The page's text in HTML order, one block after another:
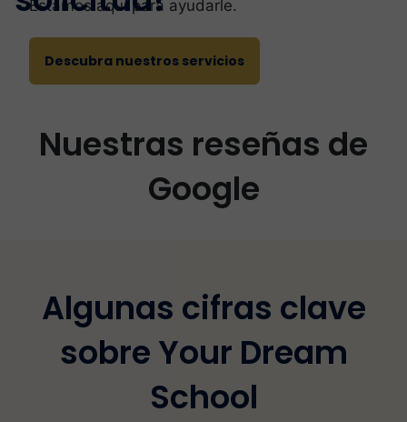
Estamos aquí para ayudarle.
Descubra nuestros servicios
Nuestras reseñas de
Google
Algunas cifras clave
sobre Your Dream
School